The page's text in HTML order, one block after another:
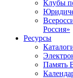
Клубы
Россия»
Ресурсы
Память